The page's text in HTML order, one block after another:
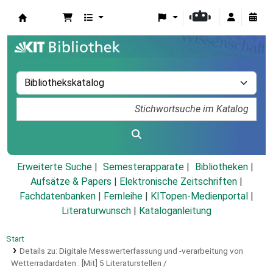
Erweiterte Suche Semesterapparate
Bibliotheken
Aufsätze & Papers
Elektronische Zeitschriften
Fachdatenbanken
Fernleihe KITopen-Medienportal
Literaturwunsch
Kataloganleitung
Start
Details zu: Digitale Messwerterfassung und -verarbeitung von
Wetterradardaten : [Mit] 5 Literaturstellen /